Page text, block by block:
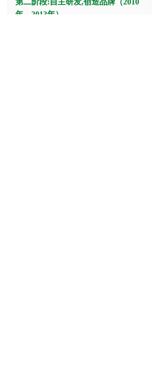
第二阶段:自主研发,创造品牌（2010
年—2013年）